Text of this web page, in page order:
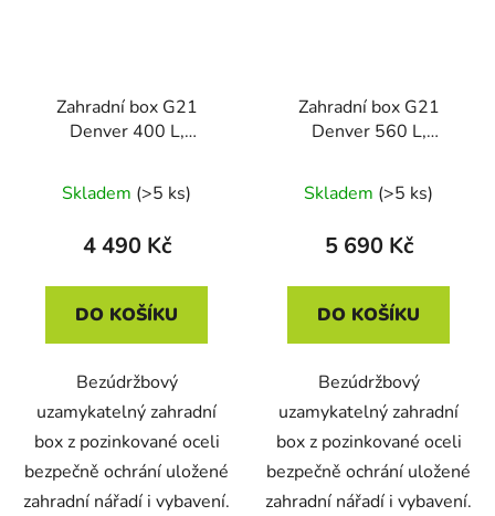
Zahradní box G21
Denver 400 L,
Skladem (>5 ks)
4 490 Kč
DO KOŠÍKU
Bezúdržbový
uzamykatelný zahradní
box z pozinkované oceli
bezpečně ochrání uložené
zahradní nářadí i vybavení.
Zahradní box G21
Denver 560 L,
Skladem (>5 ks)
5 690 Kč
DO KOŠÍKU
Bezúdržbový
uzamykatelný zahradní
box z pozinkované oceli
bezpečně ochrání uložené
zahradní nářadí i vybavení.